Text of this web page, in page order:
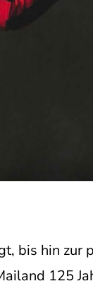
bis hin zur
125